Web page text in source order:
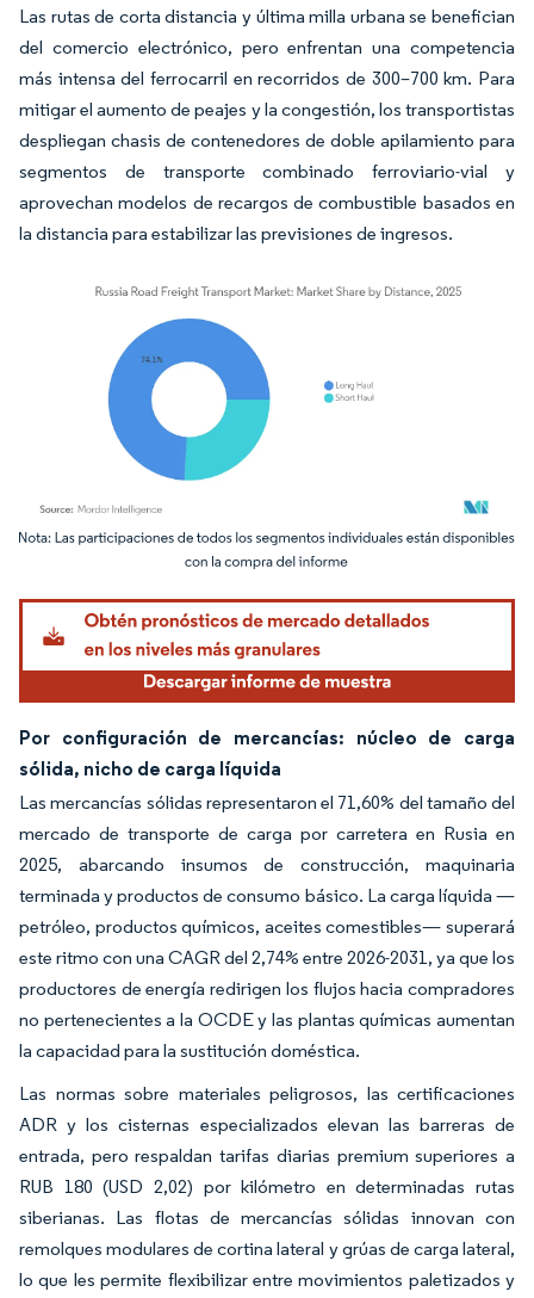
Las rutas de corta distancia y última milla urbana se benefician
del comercio electrónico, pero enfrentan una competencia
más intensa del ferrocarril en recorridos de 300–700 km. Para
mitigar el aumento de peajes y la congestión, los transportistas
despliegan chasis de contenedores de doble apilamiento para
segmentos de transporte combinado ferroviario-vial y
aprovechan modelos de recargos de combustible basados en
la distancia para estabilizar las previsiones de ingresos.
Imagen © Mordor Intelligence. El uso requiere atribución según CC BY 4.0.
Por configuración de mercancías: núcleo de carga
sólida, nicho de carga líquida
Las mercancías sólidas representaron el 71,60% del tamaño del
mercado de transporte de carga por carretera en Rusia en
2025, abarcando insumos de construcción, maquinaria
terminada y productos de consumo básico. La carga líquida —
petróleo, productos químicos, aceites comestibles— superará
este ritmo con una CAGR del 2,74% entre 2026-2031, ya que los
productores de energía redirigen los flujos hacia compradores
no pertenecientes a la OCDE y las plantas químicas aumentan
la capacidad para la sustitución doméstica.
Las normas sobre materiales peligrosos, las certificaciones
ADR y los cisternas especializados elevan las barreras de
entrada, pero respaldan tarifas diarias premium superiores a
RUB 180 (USD 2,02) por kilómetro en determinadas rutas
siberianas. Las flotas de mercancías sólidas innovan con
remolques modulares de cortina lateral y grúas de carga lateral,
lo que les permite flexibilizar entre movimientos paletizados y